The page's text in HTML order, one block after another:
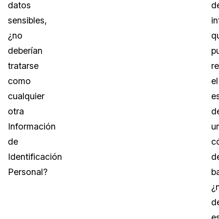
datos
sensibles,
¿no
deberían
tratarse
como
cualquier
otra
Información
de
Identificación
Personal?
el